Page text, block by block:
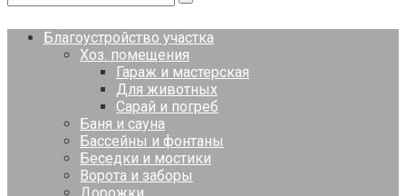
Благоустройство участка
Хоз. помещения
Гараж и мастерская
Для животных
Сарай и погреб
Баня и сауна
Бассейны и фонтаны
Беседки и мостики
Ворота и заборы